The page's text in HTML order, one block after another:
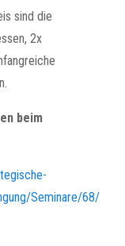
sind die
2x
beim
Seminare/68/